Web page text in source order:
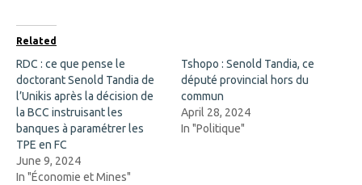
b
o
o
k
(
O
p
e
n
s
i
n
n
e
w
i
n
n
e
w
w
i
n
)
Related
RDC : ce que pense le
doctorant Senold Tandia de
l’Unikis après la décision de
la BCC instruisant les
banques à paramétrer les
TPE en FC
June 9, 2024
In "Économie et Mines"
Tshopo : Senold Tandia, ce
député provincial hors du
commun
April 28, 2024
In "Politique"